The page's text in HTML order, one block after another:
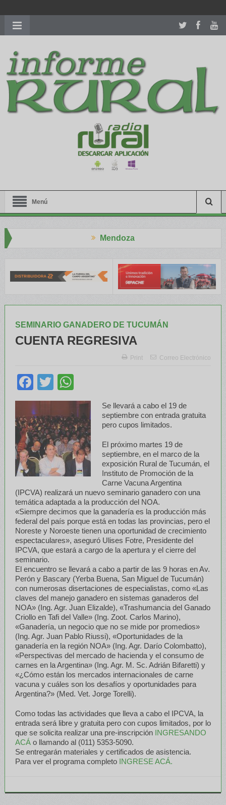
richardmillereplica
women.patekphilippe.tofor sale in usa recognized command with
dining room table ceremony. welcome to our
perfectwatches.is
shop. best youngsexdoll.comwith professional customer
services. 1: 1 design high
https://reallydiamond.com/
Menú
SEMINARIO GANADERO DE TUCUMÁN
CUENTA REGRESIVA
Print Correo Electrónico
Facebook
Twitter
Se llevará a cabo el 19 de
septiembre con entrada gratuita
pero cupos limitados.
El próximo martes 19 de
septiembre, en el marco de la
exposición Rural de Tucumán, el
Instituto de Promoción de la
Carne Vacuna Argentina
(IPCVA) realizará un nuevo seminario ganadero con una
temática adaptada a la producción del NOA.
«Siempre decimos que la ganadería es la producción más
federal del país porque está en todas las provincias, pero el
Noreste y Noroeste tienen una oportunidad de crecimiento
espectaculares», aseguró Ulises Fotre, Presidente del
IPCVA, que estará a cargo de la apertura y el cierre del
seminario.
El encuentro se llevará a cabo a partir de las 9 horas en Av.
Perón y Bascary (Yerba Buena, San Miguel de Tucumán)
con numerosas disertaciones de especialistas, como «Las
claves del manejo ganadero en sistemas ganaderos del
NOA» (Ing. Agr. Juan Elizalde), «Trashumancia del Ganado
Criollo en Tafi del Valle» (Ing. Zoot. Carlos Marino),
«Ganadería, un negocio que no se mide por promedios»
(Ing. Agr. Juan Pablo Riussi), «Oportunidades de la
ganadería en la región NOA» (Ing. Agr. Darío Colombatto),
«Perspectivas del mercado de hacienda y el consumo de
carnes en la Argentina» (Ing. Agr. M. Sc. Adrián Bifaretti) y
«¿Cómo están los mercados internacionales de carne
vacuna y cuáles son los desafíos y oportunidades para
Argentina?» (Med. Vet. Jorge Torelli).
Como todas las actividades que lleva a cabo el IPCVA, la
entrada será libre y gratuita pero con cupos limitados, por lo
que se solicita realizar una pre-inscripciónINGRESANDO
ACÁo llamando al (011) 5353-5090.
Se entregarán materiales y certificados de asistencia.
Para ver el programa completo INGRESE ACÁ.